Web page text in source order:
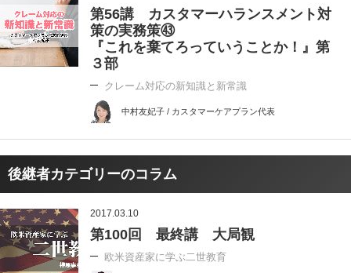
第56講 カスタマーハランスメント対
策の実務策㊸
『これを棄てろっていうことか！』第
３部
クレーム対応の新知識と新常識
中村友妃子 / カスタマーケアプラン代表
後継者カテゴリーのコラム
2017.03.10
第100回 最終講 大局観
欧米資産家に学ぶ二世教育